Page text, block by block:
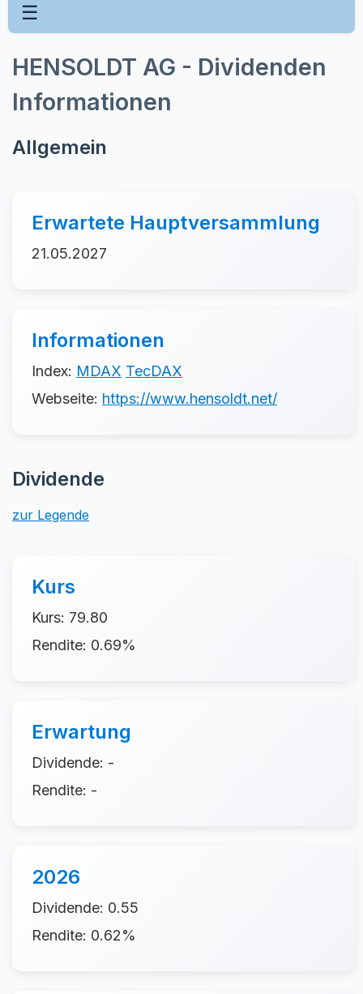
☰
HENSOLDT AG - Dividenden
Informationen
Allgemein
Erwartete Hauptversammlung
21.05.2027
Informationen
Index: MDAX TecDAX
Webseite: https://www.hensoldt.net/
Dividende
zur Legende
Kurs
Kurs: 79.80
Rendite: 0.69%
Erwartung
Dividende: -
Rendite: -
2026
Dividende: 0.55
Rendite: 0.62%